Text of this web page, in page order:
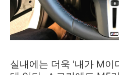
실내에는 더욱 '내가 M이